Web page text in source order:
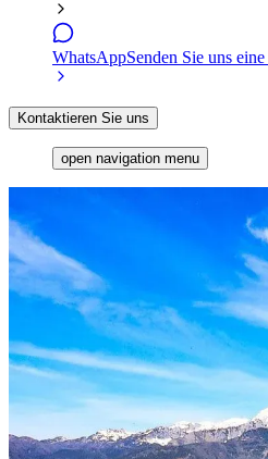
WhatsAppSenden Sie uns
Kontaktieren Sie uns
open navigation menu